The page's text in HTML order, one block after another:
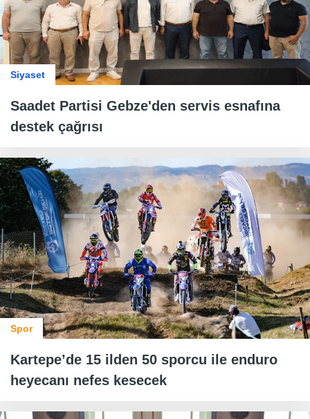
Siyaset
Saadet Partisi Gebze'den servis esnafına
destek çağrısı
Spor
Kartepe’de 15 ilden 50 sporcu ile enduro
heyecanı nefes kesecek